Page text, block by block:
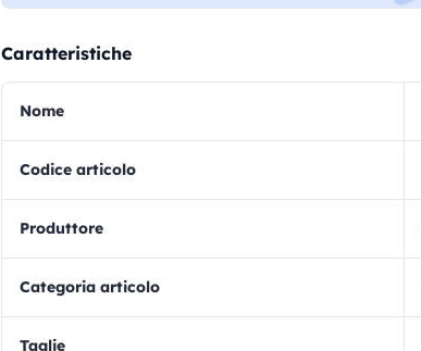
Caratteristiche
Nome
Codice articolo
Produttore
Categoria articolo
Taglie